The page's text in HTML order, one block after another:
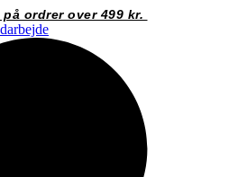
ordrer over 499 kr.